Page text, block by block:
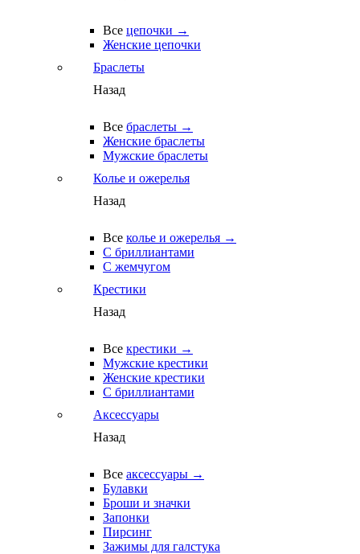
Все цепочки →
Женские цепочки
Браслеты
Назад
Все браслеты →
Женские браслеты
Мужские браслеты
Колье и ожерелья
Назад
Все колье и ожерелья →
С бриллиантами
С жемчугом
Крестики
Назад
Все крестики →
Мужские крестики
Женские крестики
С бриллиантами
Аксессуары
Назад
Все аксессуары →
Булавки
Броши и значки
Запонки
Пирсинг
Зажимы для галстука